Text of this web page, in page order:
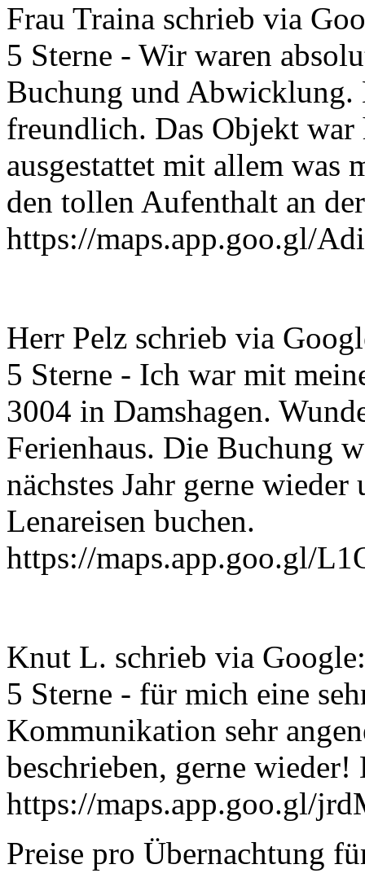
Frau Traina schrieb via
5 Sterne - Wir waren
Buchung und Abwicklung.
freundlich. Das Objekt
ausgestattet mit allem was
den tollen Aufenthalt an
https://maps.app.goo.gl/
Herr Pelz schrieb via
5 Sterne - Ich war mit
3004 in Damshagen.
Ferienhaus. Die Buchung
nächstes Jahr gerne
Lenareisen buchen.
https://maps.app.goo.gl/
Knut L. schrieb via Google:
5 Sterne - für mich eine
Kommunikation sehr
beschrieben, gerne wieder!
https://maps.app.goo.gl/
Preise pro Übernachtung